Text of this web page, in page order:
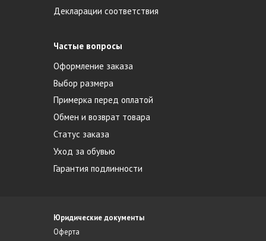
Декларации соответствия
Частые вопросы
Оформление заказа
Выбор размера
Примерка перед оплатой
Обмен и возврат товара
Статус заказа
Уход за обувью
Гарантия подлинности
Юридические документы
Оферта